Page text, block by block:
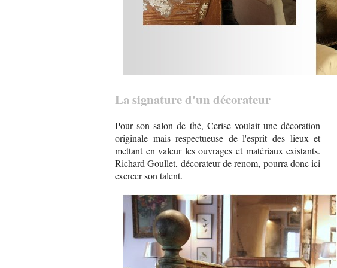
La signature d'un décorateur
Pour son salon de thé, Cerise voulait une décoration
originale mais respectueuse de l'esprit des lieux et
mettant en valeur les ouvrages et matériaux existants.
Richard Goullet, décorateur de renom, pourra donc ici
exercer son talent.